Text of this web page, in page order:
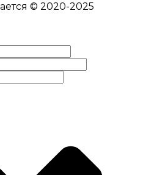
© 2020-2025